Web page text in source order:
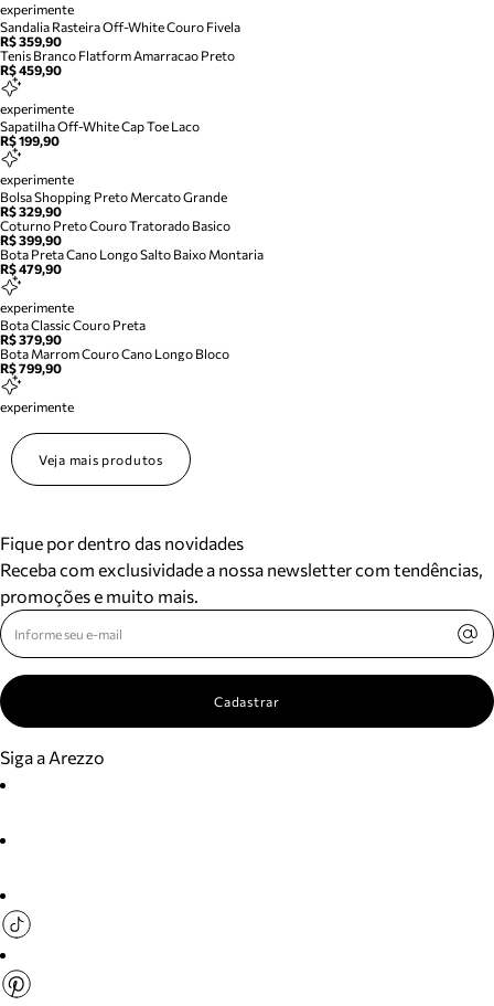
experimente
Sandalia Rasteira Off-White Couro Fivela
R$ 359,90
Tenis Branco Flatform Amarracao Preto
R$ 459,90
experimente
Sapatilha Off-White Cap Toe Laco
R$ 199,90
experimente
Bolsa Shopping Preto Mercato Grande
R$ 329,90
Coturno Preto Couro Tratorado Basico
R$ 399,90
Bota Preta Cano Longo Salto Baixo Montaria
R$ 479,90
experimente
Bota Classic Couro Preta
R$ 379,90
Bota Marrom Couro Cano Longo Bloco
R$ 799,90
experimente
Veja mais produtos
Fique por dentro das novidades
Receba com exclusividade a nossa newsletter com tendências,
promoções e muito mais.
Cadastrar
Siga a Arezzo